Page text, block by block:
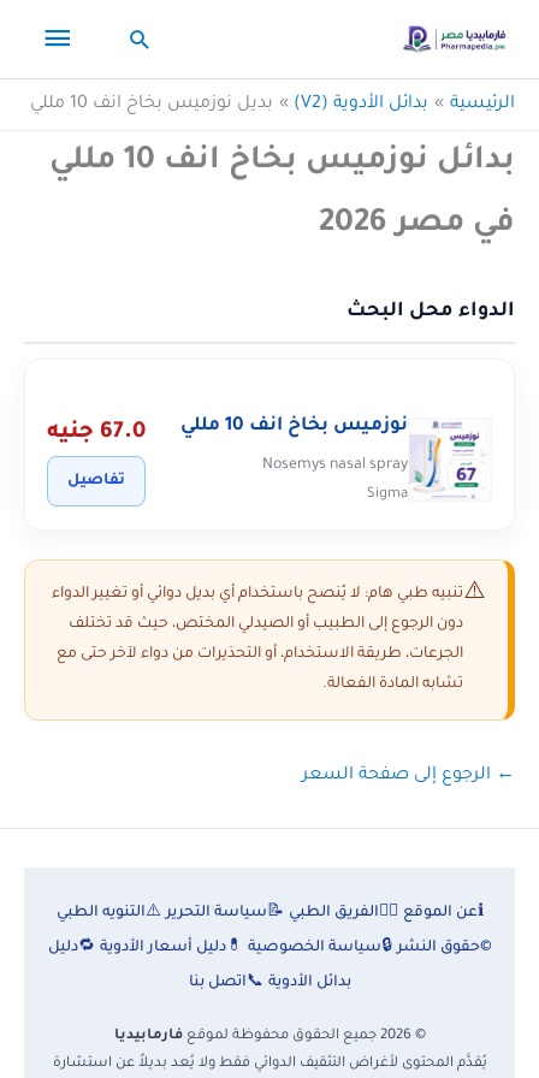
المحتوى
البحث
الرئيسية بدائل الأدوية (V2) بديل نوزميس بخاخ انف 10 مللي
بدائل نوزميس بخاخ انف 10 مللي
في مصر 2026
الدواء محل البحث
نوزميس بخاخ انف 10 مللي
Nosemys nasal spray
Sigma
67.0 جنيه
تفاصيل
تنبيه طبي هام: لا يُنصح باستخدام أي بديل دوائي أو تغيير الدواء
دون الرجوع إلى الطبيب أو الصيدلي المختص، حيث قد تختلف
الجرعات، طريقة الاستخدام، أو التحذيرات من دواء لآخر حتى مع
تشابه المادة الفعالة.
← الرجوع إلى صفحة السعر
ℹ️عن الموقع 👨‍⚕️الفريق الطبي 📝سياسة التحرير ⚠️التنويه الطبي
©حقوق النشر 🔒سياسة الخصوصية 💊دليل أسعار الأدوية 🔁دليل
بدائل الأدوية 📞اتصل بنا
© 2026 جميع الحقوق محفوظة لموقع
فارمابيديا
يُقدَّم المحتوى لأغراض التثقيف الدوائي فقط ولا يُعد بديلاً عن استشارة